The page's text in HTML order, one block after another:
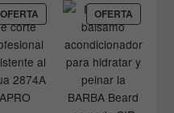
9.80€.
es:
8.90€.
OFERTAPRODUCTO
EN
OFERTA
OFERTA
EN
OFERTA